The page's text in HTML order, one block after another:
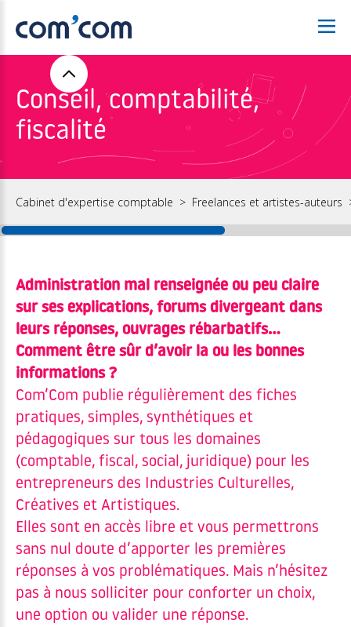
Conseil, comptabilité,
fiscalité
Cabinet d'expertise comptable Freelances et artistes-auteurs
Administration mal renseignée ou peu claire
sur ses explications, forums divergeant dans
leurs réponses, ouvrages rébarbatifs…
Comment être sûr d’avoir la ou les bonnes
informations ?
Com’Com publie régulièrement des fiches
pratiques, simples, synthétiques et
pédagogiques sur tous les domaines
(comptable, fiscal, social, juridique) pour les
entrepreneurs des Industries Culturelles,
Créatives et Artistiques.
Elles sont en accès libre et vous permettrons
sans nul doute d’apporter les premières
réponses à vos problématiques. Mais n’hésitez
pas à nous solliciter pour conforter un choix,
une option ou valider une réponse.